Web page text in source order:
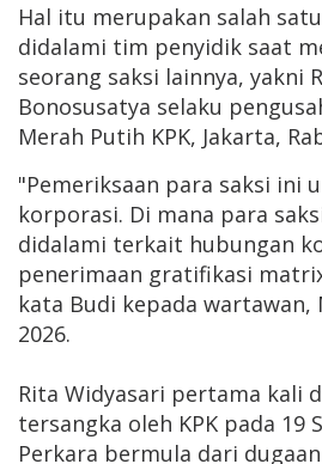
Hal itu merupakan salah
didalami tim penyidik saat
seorang saksi lainnya, yakni
Bonosusatya selaku
Merah Putih KPK, Jakarta,
"Pemeriksaan para saksi ini
korporasi. Di mana para
didalami terkait hubungan
penerimaan gratifikasi
kata Budi kepada wartawan,
2026.
Rita Widyasari pertama kali
tersangka oleh KPK pada 19
Perkara bermula dari